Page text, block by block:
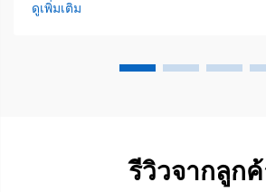
เพรียงกัน: การเติบโตของ...
ดูเพิ่มเติม
รีวิวจากลูก